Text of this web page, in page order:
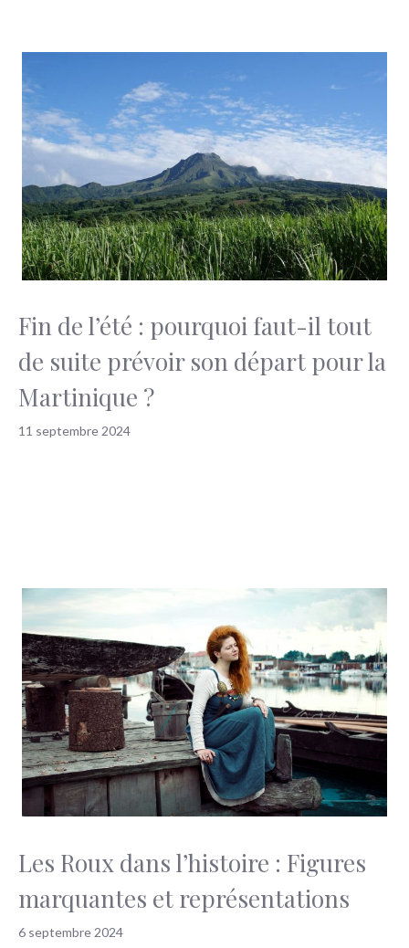
Fin de l’été : pourquoi faut-il tout
de suite prévoir son départ pour la
Martinique ?
11 septembre 2024
Les Roux dans l’histoire : Figures
marquantes et représentations
6 septembre 2024